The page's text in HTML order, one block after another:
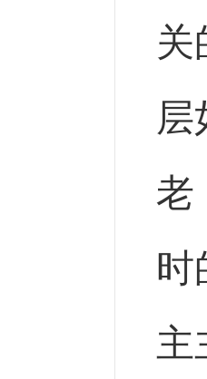
关
老
时
主